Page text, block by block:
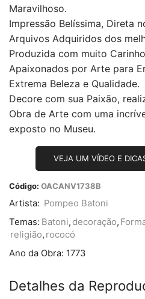
Maravilhoso.
Impressão Belíssima, Direta
Arquivos Adquiridos dos
Produzida com muito
Apaixonados por Arte para
Extrema Beleza e Qualidade.
Decore com sua Paixão,
Obra de Arte com uma
exposto no Museu.
VEJA UM VÍDEO E
Código: OACANV1738B
Artista: Pompeo Batoni
Temas: Batoni, decoração,
religião, rococó
Ano da Obra: 1773
Detalhes da